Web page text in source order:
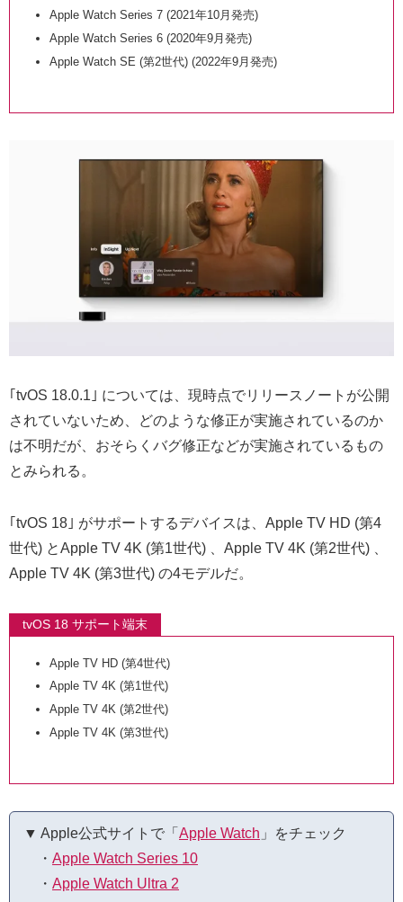
Apple Watch Series 7 (2021年10月発売)
Apple Watch Series 6 (2020年9月発売)
Apple Watch SE (第2世代) (2022年9月発売)
｢tvOS 18.0.1｣ については、現時点でリリースノートが公開
されていないため、どのような修正が実施されているのか
は不明だが、おそらくバグ修正などが実施されているもの
とみられる。
｢tvOS 18｣ がサポートするデバイスは、Apple TV HD (第4
世代) とApple TV 4K (第1世代) 、Apple TV 4K (第2世代) 、
Apple TV 4K (第3世代) の4モデルだ。
tvOS 18 サポート端末
Apple TV HD (第4世代)
Apple TV 4K (第1世代)
Apple TV 4K (第2世代)
Apple TV 4K (第3世代)
▼ Apple公式サイトで「 Apple Watch 」をチェック
・ Apple Watch Series 10
・ Apple Watch Ultra 2